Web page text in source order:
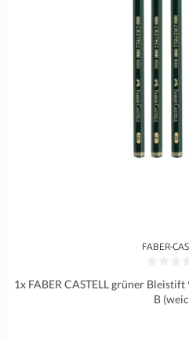
FABER-
1x FABER CASTELL grüner
B